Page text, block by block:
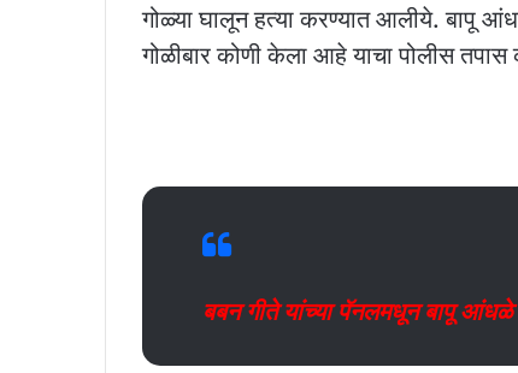
गोळ्या घालून हत्या करण्यात आलीये. बापू
गोळीबार कोणी केला आहे याचा पोलीस
बबन गीते यांच्या पॅनलमधून बापू